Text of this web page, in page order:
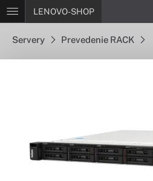
LENOVO-SHOP
Servery Prevedenie RACK